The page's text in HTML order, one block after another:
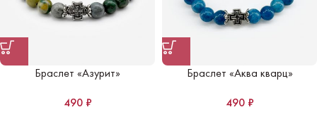
Браслет «Азурит»
490 ₽
Браслет «Аква кварц»
490 ₽